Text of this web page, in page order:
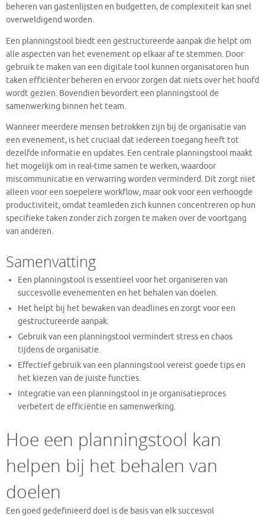
beheren van gastenlijsten en budgetten, de complexiteit kan snel
overweldigend worden.
Een planningstool biedt een gestructureerde aanpak die helpt om
alle aspecten van het evenement op elkaar af te stemmen. Door
gebruik te maken van een digitale tool kunnen organisatoren hun
taken efficiënter beheren en ervoor zorgen dat niets over het hoofd
wordt gezien. Bovendien bevordert een planningstool de
samenwerking binnen het team.
Wanneer meerdere mensen betrokken zijn bij de organisatie van
een evenement, is het cruciaal dat iedereen toegang heeft tot
dezelfde informatie en updates. Een centrale planningstool maakt
het mogelijk om in real-time samen te werken, waardoor
miscommunicatie en verwarring worden verminderd. Dit zorgt niet
alleen voor een soepelere workflow, maar ook voor een verhoogde
productiviteit, omdat teamleden zich kunnen concentreren op hun
specifieke taken zonder zich zorgen te maken over de voortgang
van anderen.
Samenvatting
Een planningstool is essentieel voor het organiseren van
succesvolle evenementen en het behalen van doelen.
Het helpt bij het bewaken van deadlines en zorgt voor een
gestructureerde aanpak.
Gebruik van een planningstool vermindert stress en chaos
tijdens de organisatie.
Effectief gebruik van een planningstool vereist goede tips en
het kiezen van de juiste functies.
Integratie van een planningstool in je organisatieproces
verbetert de efficiëntie en samenwerking.
Hoe een planningstool kan
helpen bij het behalen van
doelen
Een goed gedefinieerd doel is de basis van elk succesvol